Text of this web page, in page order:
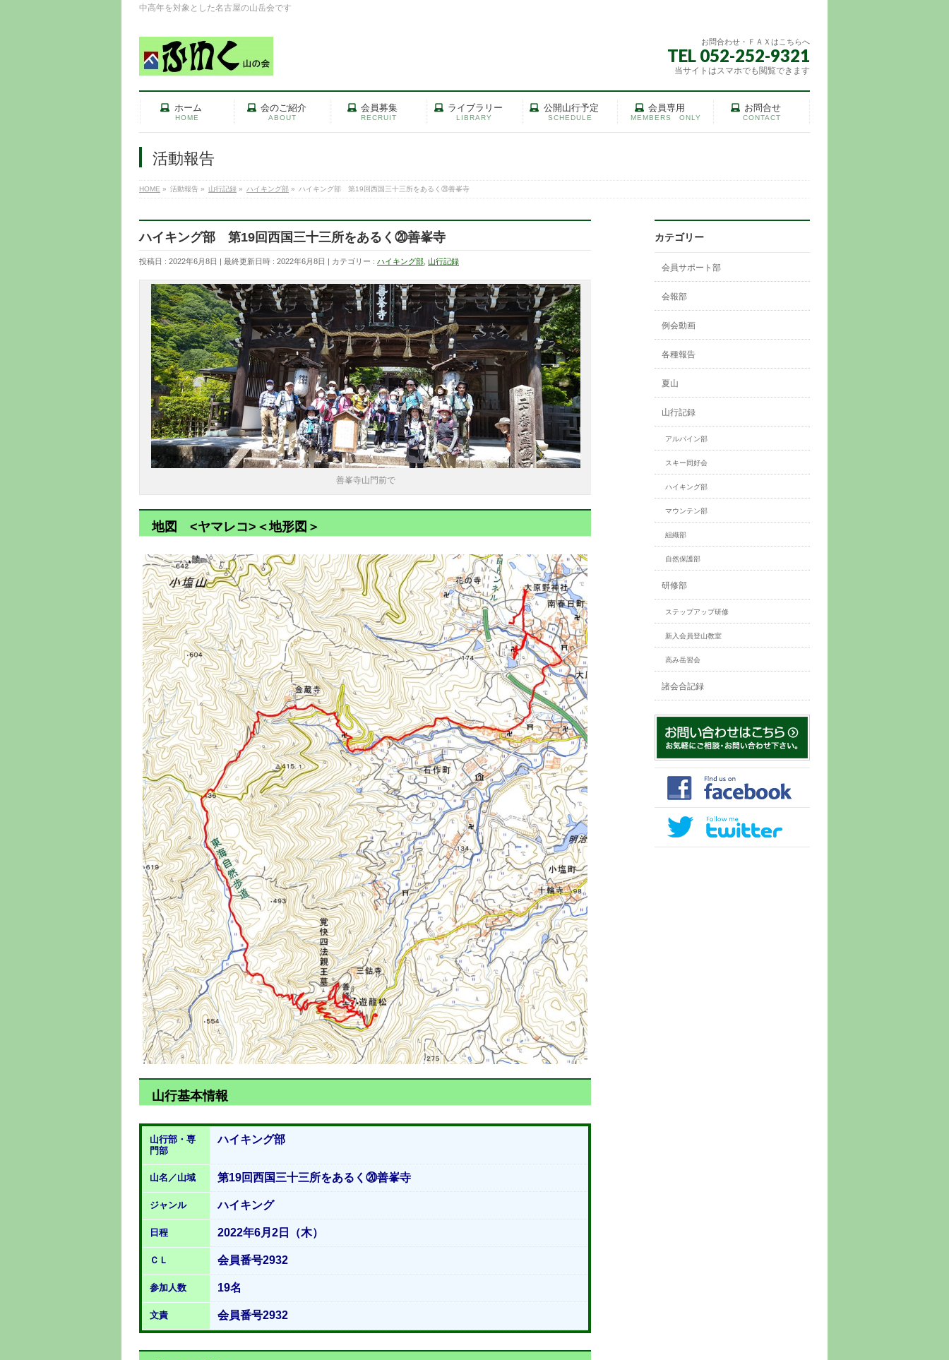
中高年を対象とした名古屋の山岳会です
お問合わせ・ＦＡＸはこちらへ
TEL 052-252-9321
当サイトはスマホでも閲覧できます
ホーム
HOME
会のご紹介
ABOUT
会員募集
RECRUIT
ライブラリー
LIBRARY
公開山行予定
SCHEDULE
会員専用
MEMBERS ONLY
お問合せ
CONTACT
活動報告
HOME » 活動報告 » 山行記録 » ハイキング部 » ハイキング部 第19回西国三十三所をあるく⑳善峯寺
ハイキング部 第19回西国三十三所をあるく⑳善峯寺
投稿日 : 2022年6月8日 最終更新日時 : 2022年6月8日 カテゴリー : ハイキング部 山行記録
善峯寺山門前で
地図 <ヤマレコ>＜地形図＞
山行基本情報
山行部・専
門部
ハイキング部
山名／山域 第19回西国三十三所をあるく⑳善峯寺
ジャンル ハイキング
日程 2022年6月2日（木）
ＣＬ 会員番号2932
参加人数 19名
文責 会員番号2932
カテゴリー
会員サポート部
会報部
例会動画
各種報告
夏山
山行記録
アルパイン部
スキー同好会
ハイキング部
マウンテン部
組織部
自然保護部
研修部
ステップアップ研修
新入会員登山教室
高み岳習会
諸会合記録